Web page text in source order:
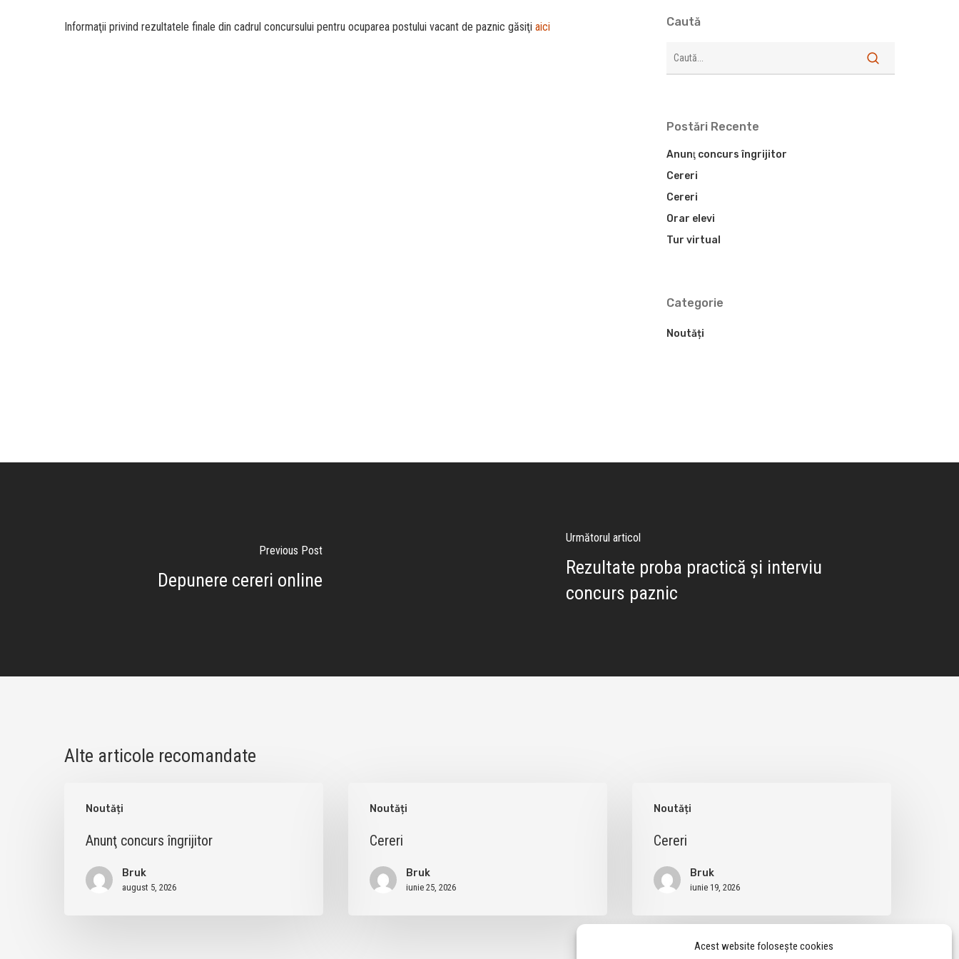
Acest website folosește cookies
Informaţii privind rezultatele finale din cadrul concursului pentru ocuparea postului vacant de paznic găsiţi aici Caută
Postări Recente
Anunţ concurs îngrijitor
Cereri
Cereri
Orar elevi
Tur virtual
Categorie
Noutăți
Previous Post
Depunere cereri online
Următorul articol
Rezultate proba practică şi interviu
concurs paznic
Alte articole recomandate
Noutăți
concurs
îngrijitorAnunţ concurs îngrijitor
Bruk
august 5, 2026
Noutăți
Cereri
Bruk
iunie 25, 2026
Noutăți
Cereri
Bruk
iunie 19, 2026